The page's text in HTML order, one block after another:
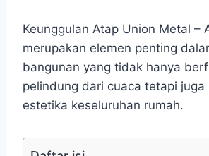
Keunggulan Atap Union Metal –
merupakan elemen penting
bangunan yang tidak hanya
pelindung dari cuaca tetapi juga
estetika keseluruhan rumah.